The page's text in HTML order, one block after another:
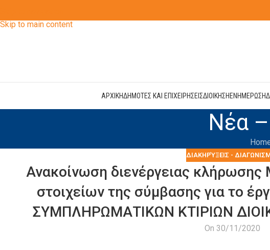
Skip to main content
ΑΡΧΙΚΗΔΗΜΟΤΕΣ ΚΑΙ ΕΠΙΧΕΙΡΗΣΕΙΣΔΙΟΙΚΗΣΗΕΝΗΜΕΡΩΣΗ
Νέα
ΔΙΑΚΗΡΎΞΕΙΣ -
Ανακοίνωση διενέργειας
στοιχείων της σύμβασης για το
ΣΥΜΠΛΗΡΩΜΑΤΙΚΩΝ ΚΤΙΡΙΩΝ
On 30/11/2020